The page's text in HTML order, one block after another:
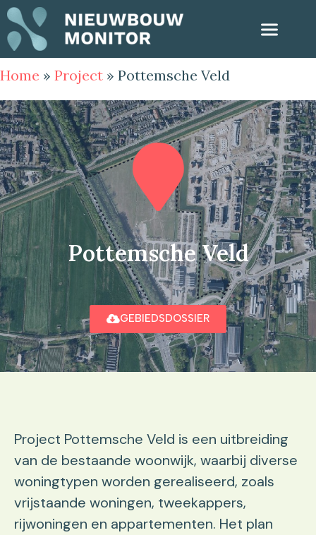
Home » Project » Pottemsche Veld
Pottemsche Veld
GEBIEDSDOSSIER
Project Pottemsche Veld is een uitbreiding
van de bestaande woonwijk, waarbij diverse
woningtypen worden gerealiseerd, zoals
vrijstaande woningen, tweekappers,
rijwoningen en appartementen. Het plan